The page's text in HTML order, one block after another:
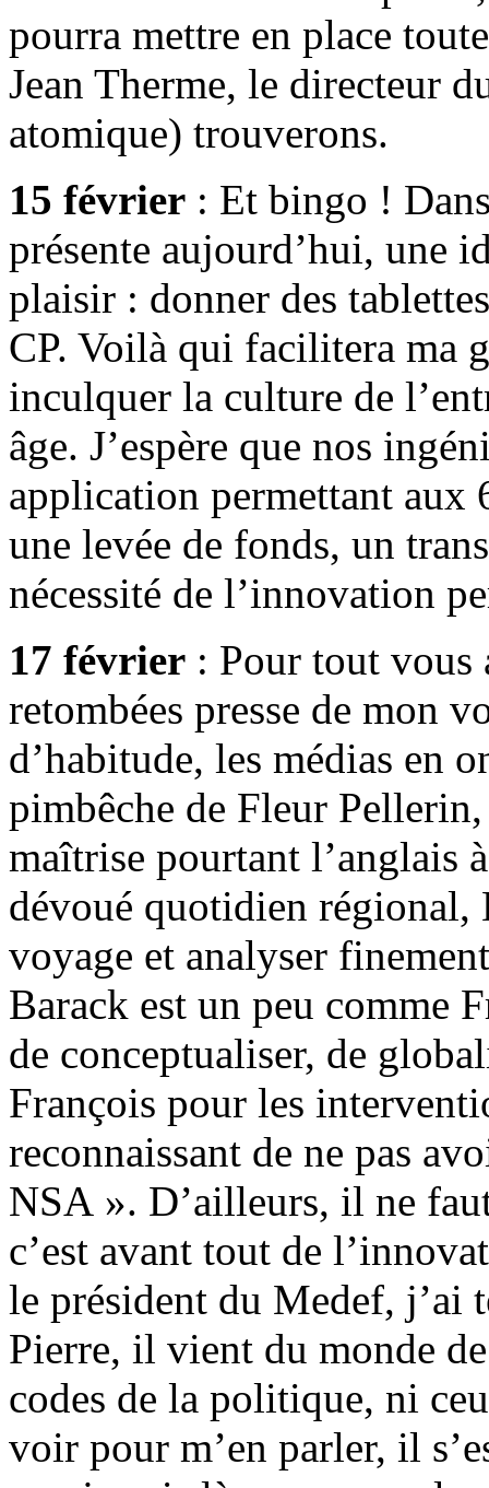
pourra mettre en place
Jean Therme, le directeur
atomique) trouverons.
15 février : Et bingo !
présente aujourd’hui, une
plaisir : donner des
CP. Voilà qui facilitera ma
inculquer la culture de
âge. J’espère que nos
application permettant aux
une levée de fonds, un
nécessité de l’innovation
17 février : Pour tout vous
retombées presse de mon
d’habitude, les médias en
pimbêche de Fleur
maîtrise pourtant l’anglais
dévoué quotidien
voyage et analyser
Barack est un peu comme
de conceptualiser, de
François pour les
reconnaissant de ne pas
NSA ». D’ailleurs, il ne
c’est avant tout de
le président du Medef, j’ai
Pierre, il vient du monde
codes de la politique, ni
voir pour m’en parler, il